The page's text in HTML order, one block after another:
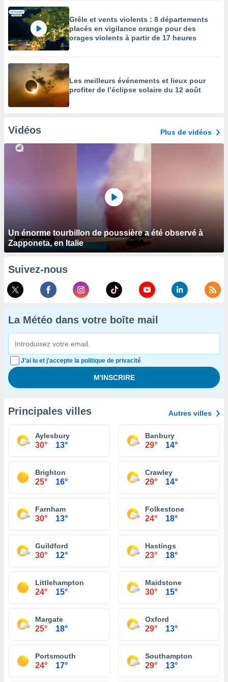
Grêle et vents violents : 8 départements
placés en vigilance orange pour des
orages violents à partir de 17 heures
Les meilleurs événements et lieux pour
profiter de l’éclipse solaire du 12 août
Vidéos Plus de vidéos
Un énorme tourbillon de poussière a été observé à
Zapponeta, en Italie
Suivez-nous
La Météo dans votre boîte mail
J'ai lu et j'accepte la politique de privacité
Principales villes Autres villes
Aylesbury
30° 13°
Banbury
29° 14°
Brighton
25° 16°
Crawley
29° 14°
Farnham
30° 13°
Folkestone
24° 18°
Guildford
30° 12°
Hastings
23° 18°
Littlehampton
24° 15°
Maidstone
30° 15°
Margate
25° 18°
Oxford
29° 13°
Portsmouth
24° 17°
Southampton
29° 13°